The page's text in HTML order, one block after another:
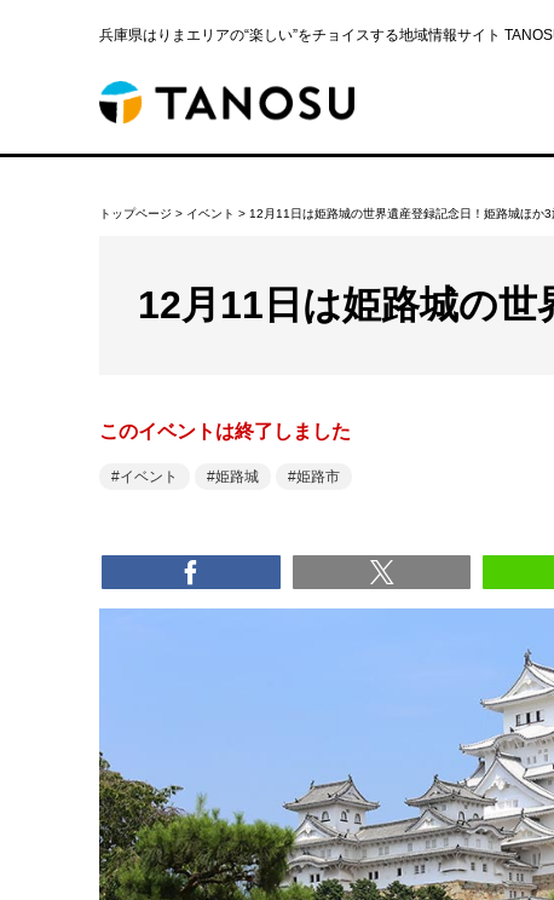
兵庫県はりまエリアの“楽しい”をチョイスする地域情報サイト
トップページ > イベント > 12月11日は姫路城の世界遺産登録記念日！姫路城ほか3
12月11日は姫路城の
このイベントは終了しました
イベント 姫路城 姫路市